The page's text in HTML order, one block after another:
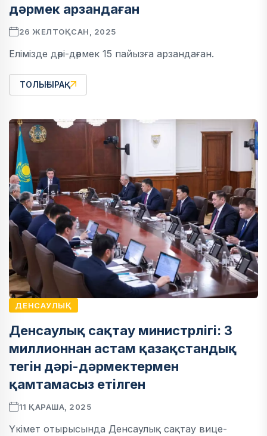
дәрмек арзандаған
26 ЖЕЛТОҚСАН, 2025
Елімізде дәрі-дәрмек 15 пайызға арзандаған.
ТОЛЫҒЫРАҚ
ДЕНСАУЛЫҚ
Денсаулық сақтау министрлігі: 3
миллионнан астам қазақстандық
тегін дәрі-дәрмектермен
қамтамасыз етілген
11 ҚАРАША, 2025
Үкімет отырысында Денсаулық сақтау вице-